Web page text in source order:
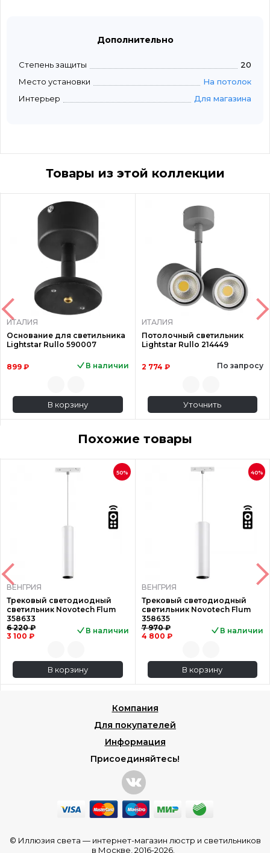
Дополнительно
Степень защиты
20
Место установки
На потолок
Интерьер
Для магазина
Товары из этой коллекции
ИТАЛИЯ
Основание для светильника
Lightstar Rullo 590007
899 ₽ В наличии
В корзину
ИТАЛИЯ
Потолочный светильник
Lightstar Rullo 214449
2 774 ₽ По запросу
Уточнить
Похожие товары
50%
ВЕНГРИЯ
Трековый светодиодный
светильник Novotech Flum
358633
6 220 ₽
3 100 ₽
В наличии
В корзину
40%
ВЕНГРИЯ
Трековый светодиодный
светильник Novotech Flum
358635
7 970 ₽
4 800 ₽
В наличии
В корзину
Компания
Для покупателей
Информация
Присоединяйтесь!
© Иллюзия света — интернет-магазин люстр и светильников
в Москве , 2016-2026.